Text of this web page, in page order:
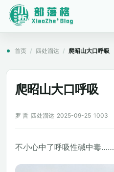
首页 / 四处溜达 / 爬昭山大口呼吸
爬昭山大口呼吸
罗 哲 四处溜达 2025-09-25 1003
不小心中了呼吸性碱中毒……